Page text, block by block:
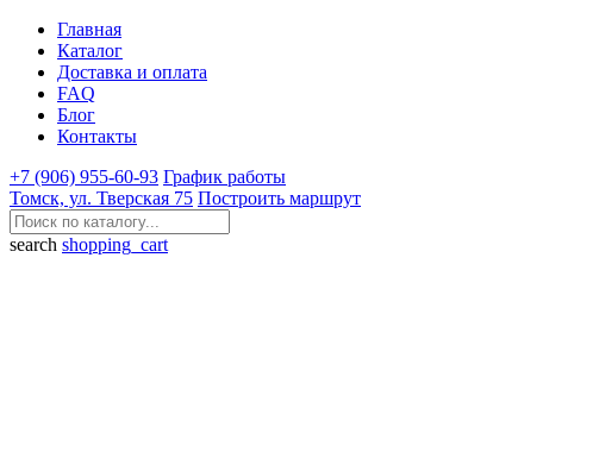
Главная
Каталог
Доставка и оплата
FAQ
Блог
Контакты
+7 (906) 955-60-93 График работы
Томск, ул. Тверская 75 Построить маршрут
search shopping_cart